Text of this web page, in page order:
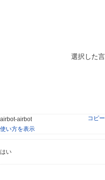
選択した
airbot-airbot
コピー
使い方を表示
はい